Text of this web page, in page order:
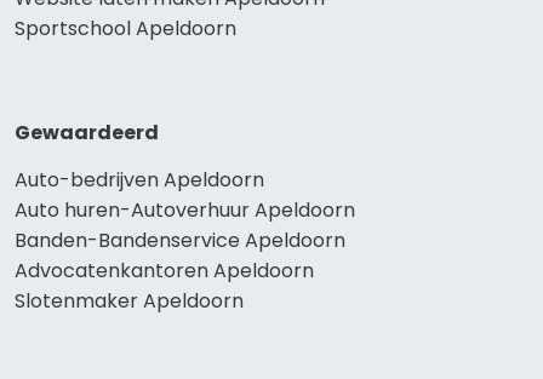
Sportschool Apeldoorn
Gewaardeerd
Auto-bedrijven Apeldoorn
Auto huren-Autoverhuur Apeldoorn
Banden-Bandenservice Apeldoorn
Advocatenkantoren Apeldoorn
Slotenmaker Apeldoorn